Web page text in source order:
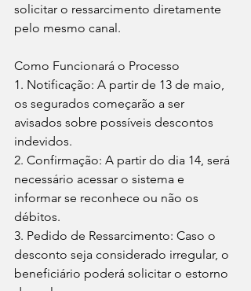
solicitar o ressarcimento diretamente
pelo mesmo canal.
Como Funcionará o Processo
1. Notificação: A partir de 13 de maio,
os segurados começarão a ser
avisados sobre possíveis descontos
indevidos.
2. Confirmação: A partir do dia 14, será
necessário acessar o sistema e
informar se reconhece ou não os
débitos.
3. Pedido de Ressarcimento: Caso o
desconto seja considerado irregular, o
beneficiário poderá solicitar o estorno